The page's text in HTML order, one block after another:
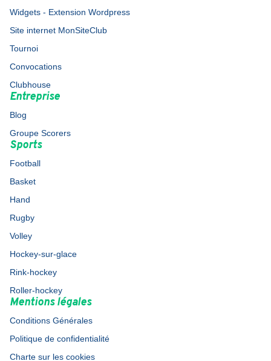
Widgets - Extension Wordpress
Site internet MonSiteClub
Tournoi
Convocations
Clubhouse
Entreprise
Blog
Groupe Scorers
Sports
Football
Basket
Hand
Rugby
Volley
Hockey-sur-glace
Rink-hockey
Roller-hockey
Mentions légales
Conditions Générales
Politique de confidentialité
Charte sur les cookies